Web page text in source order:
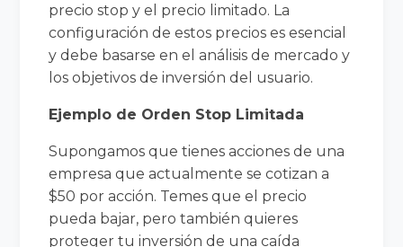
precio stop y el precio limitado. La
configuración de estos precios es esencial
y debe basarse en el análisis de mercado y
los objetivos de inversión del usuario.
Ejemplo de Orden Stop Limitada
Supongamos que tienes acciones de una
empresa que actualmente se cotizan a
$50 por acción. Temes que el precio
pueda bajar, pero también quieres
proteger tu inversión de una caída